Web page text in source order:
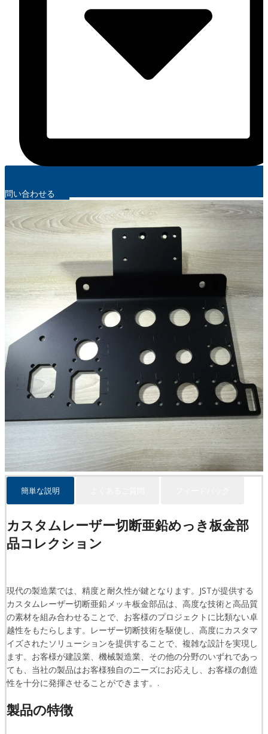
問い合わせる
簡単な説明
カスタムレーザー切断亜鉛めっき板金部
品コレクション
現代の製造業では、精度と耐久性が鍵となります。JSTが提供する
カスタムレーザー切断亜鉛メッキ板金部品は、高度な技術と高品質
の素材を組み合わせることで、お客様のプロジェクトに比類ない卓
越性をもたらします。レーザー切断技術を駆使し、高度にカスタマ
イズされたソリューションを提供することで、複雑な設計を実現し
ます。お客様が建設業、機械製造業、その他の分野のいずれであっ
ても、当社の製品はお客様独自のニーズにお応えし、お客様の創造
性を十分に発揮させることができます。.
製品の特徴